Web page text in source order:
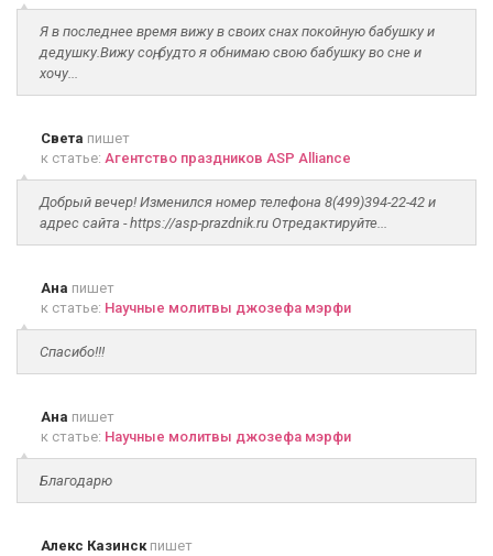
Я в последнее время вижу в своих снах покойную бабушку и
дедушку.Вижу соң, будто я обнимаю свою бабушку во сне и
хочу...
Света пишет
к статье: Агентство праздников ASP Alliance
Добрый вечер! Изменился номер телефона 8(499)394-22-42 и
адрес сайта - https://asp-prazdnik.ru Отредактируйте...
Ана пишет
к статье: Научные молитвы джозефа мэрфи
Спасибо!!!
Ана пишет
к статье: Научные молитвы джозефа мэрфи
Благодарю
Алекс Казинскпишет